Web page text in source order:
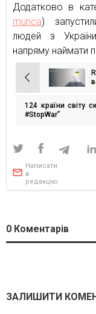
Додатково в
munca)
людей з
напряму наймати
Навігація
записів
124 країни світу
#StopWar”
Написати
в
редакцію
0 Коментарів
ЗАЛИШИТИ